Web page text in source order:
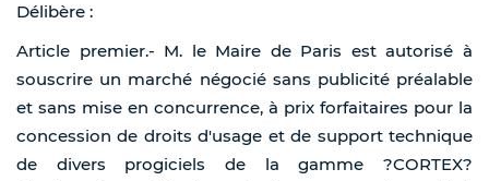
Délibère :
Article premier.- M. le Maire de Paris est autorisé à
souscrire un marché négocié sans publicité préalable
et sans mise en concurrence, à prix forfaitaires pour la
concession de droits d'usage et de support technique
de divers progiciels de la gamme ?CORTEX?